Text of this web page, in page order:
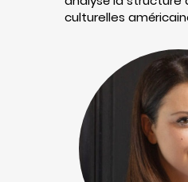
culturelles